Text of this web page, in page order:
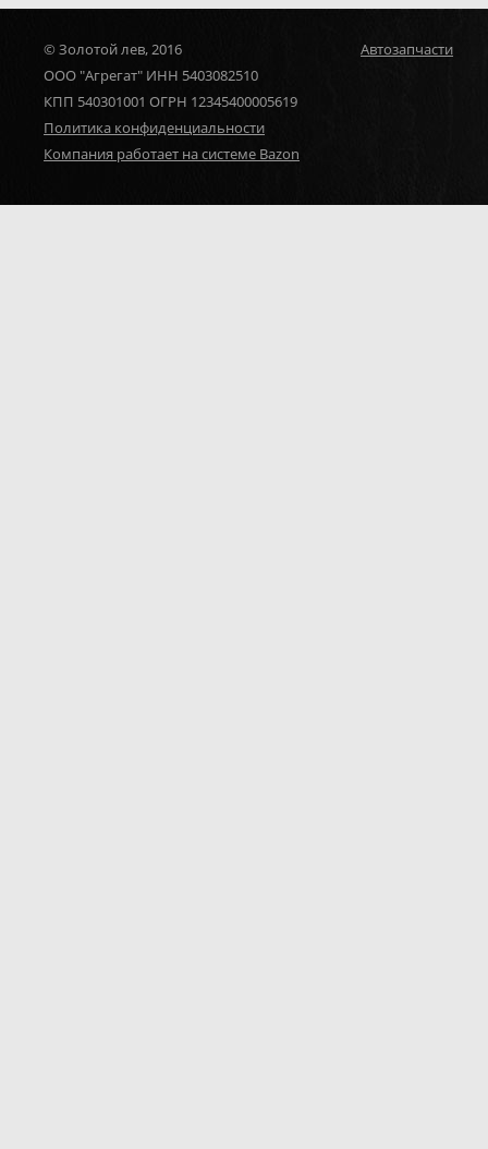
© Золотой лев, 2016
ООО "Агрегат" ИНН 5403082510
КПП 540301001 ОГРН 12345400005619
Политика конфиденциальности
Компания работает на системе Bazon
Автозапчасти